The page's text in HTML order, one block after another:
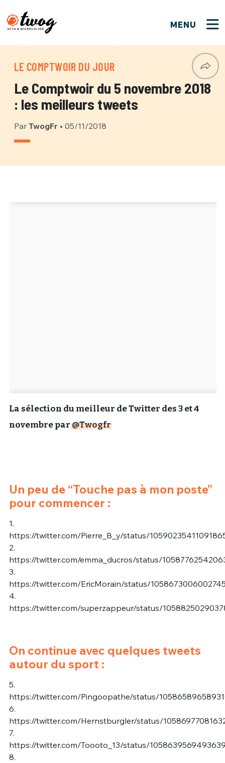
MENU
LE COMPTWOIR DU JOUR
Le Comptwoir du 5 novembre 2018
: les meilleurs tweets
Par TwogFr • 05/11/2018
La sélection du meilleur de Twitter des 3 et 4
novembre par@Twogfr
Un peu de “Touche pas à mon poste”
pour commencer :
1.
https://twitter.com/Pierre_B_y/status/
2.
https://twitter.com/emma_ducros/status/
3.
https://twitter.com/EricMorain/status/
4.
https://twitter.com/superzappeur/status/
On continue avec quelques tweets
autour du sport :
5.
https://twitter.com/Pingoopathe/status/
6.
https://twitter.com/Hernstburgler/status/
7.
https://twitter.com/Toooto_13/status/
8.
PSEUDO*
EMAIL*
Connexion
PSEUDO
FERMER
VOTRE PARTICIPATION
Que souhaitez-vous proposer ?
Quelques tweets
C'EST PARTI
Ma propre sélection